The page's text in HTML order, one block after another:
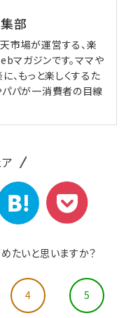
部
市場が運営する、楽
マガジンです。ママや
、もっと楽しくするた
パパが一消費者の目線
たいと思いますか？
4 5